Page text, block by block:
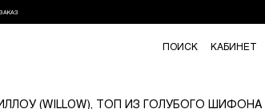
ПОИСК КАБИНЕТ
(WILLOW), ТОП ИЗ ГОЛУБОГО